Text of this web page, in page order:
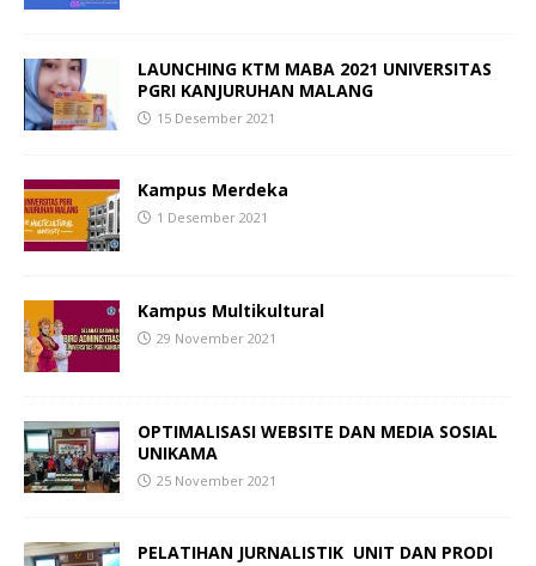
LAUNCHING KTM MABA 2021 UNIVERSITAS
PGRI KANJURUHAN MALANG
15 Desember 2021
Kampus Merdeka
1 Desember 2021
Kampus Multikultural
29 November 2021
OPTIMALISASI WEBSITE DAN MEDIA SOSIAL
UNIKAMA
25 November 2021
PELATIHAN JURNALISTIK UNIT DAN PRODI